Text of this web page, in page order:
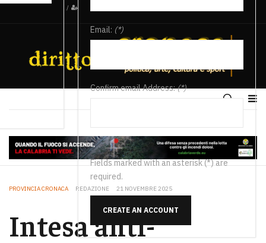
/
Email: (*)
Confirm email Address:(*)
Fields marked with an asterisk (*) are
required.
CREATE AN ACCOUNT
PROVINCIA CRONACA REDAZIONE 21 NOVEMBRE 2025
Intesa anti-